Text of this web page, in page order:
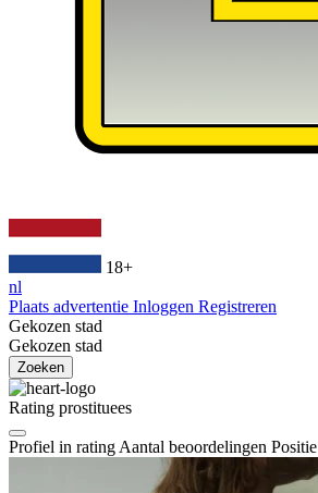
18+
nl
Plaats advertentie Inloggen Registreren
Gekozen stad
Gekozen stad
Zoeken
Rating prostituees
Profiel in rating Aantal beoordelingen Positie